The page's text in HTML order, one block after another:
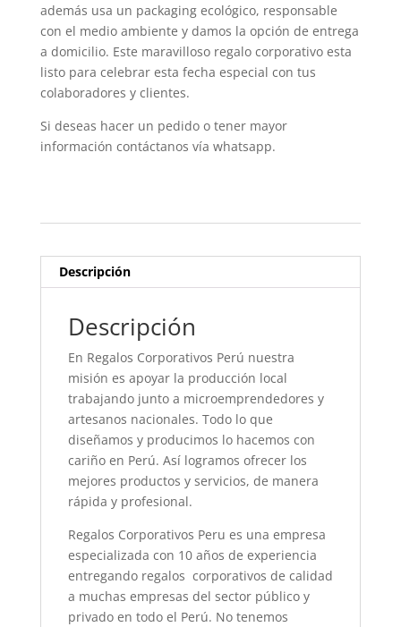
además usa un packaging ecológico, responsable
con el medio ambiente y damos la opción de entrega
a domicilio. Este maravilloso regalo corporativo esta
listo para celebrar esta fecha especial con tus
colaboradores y clientes.
Si deseas hacer un pedido o tener mayor
información contáctanos vía whatsapp.
Descripción
Descripción
En Regalos Corporativos Perú nuestra
misión es apoyar la producción local
trabajando junto a microemprendedores y
artesanos nacionales. Todo lo que
diseñamos y producimos lo hacemos con
cariño en Perú. Así logramos ofrecer los
mejores productos y servicios, de manera
rápida y profesional.
Regalos Corporativos Peru es una empresa
especializada con 10 años de experiencia
entregando regalos corporativos de calidad
a muchas empresas del sector público y
privado en todo el Perú. No tenemos